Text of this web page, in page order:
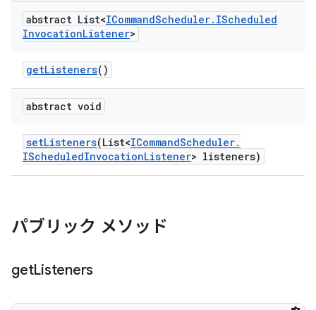
abstract List<ICommandScheduler. IScheduled
InvocationListener>
getListeners()
abstract void
setListeners(List<ICommandScheduler.
IScheduledInvocationListener> listeners)
パブリック メソッド
getListeners